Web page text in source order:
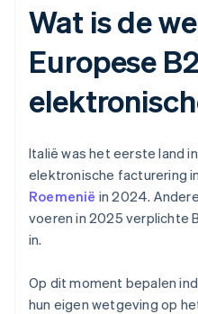
Wat is de
Europese
Italië was het eerste land
elektronische facturering
Roemenië in 2024.
voeren in 2025 verplichte
in.
Op dit moment bepalen
hun eigen wetgeving op